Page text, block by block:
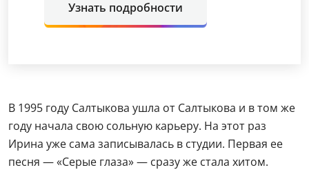
Узнать подробности
В 1995 году Салтыкова ушла от Салтыкова и в том же
году начала свою сольную карьеру. На этот раз
Ирина уже сама записывалась в студии. Первая ее
песня — «Серые глаза» — сразу же стала хитом.